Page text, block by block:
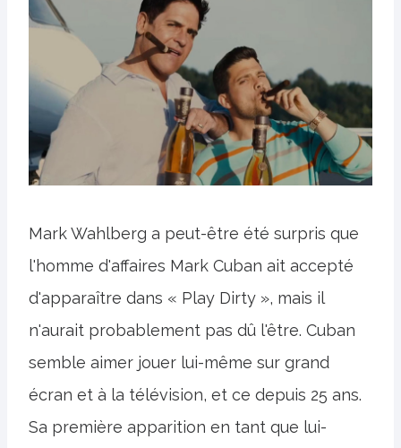
Mark Wahlberg a peut-être été surpris que
l'homme d'affaires Mark Cuban ait accepté
d'apparaître dans « Play Dirty », mais il
n'aurait probablement pas dû l'être. Cuban
semble aimer jouer lui-même sur grand
écran et à la télévision, et ce depuis 25 ans.
Sa première apparition en tant que lui-